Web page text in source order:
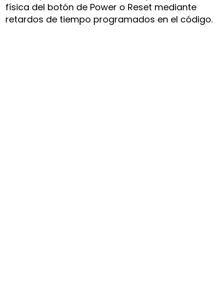
física del botón de Power o Reset mediante
retardos de tiempo programados en el código.